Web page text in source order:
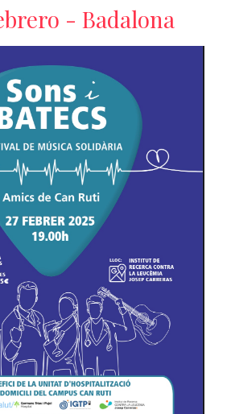
- Badalona